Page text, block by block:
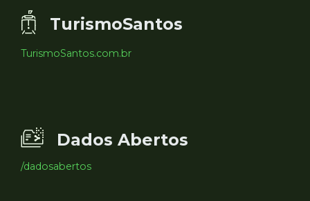
TurismoSantos
TurismoSantos.com.br
Dados Abertos
/dadosabertos